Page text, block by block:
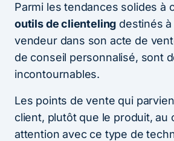
Parmi les tendances solides à
outils de clienteling destinés
vendeur dans son acte de
de conseil personnalisé, sont
incontournables.
Les points de vente qui
client, plutôt que le produit, au
attention avec ce type de